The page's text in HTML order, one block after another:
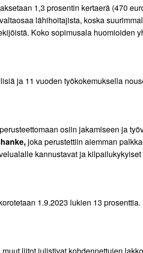
1,3 prosentin kertaerä (470
lähihoitajista, koska
Koko sopimusala huomioiden
ja 11 vuoden työkokemuksella
osiin jakamiseen ja
joka perustettiin aiemman
kannustavat ja
1.9.2023 lukien 13